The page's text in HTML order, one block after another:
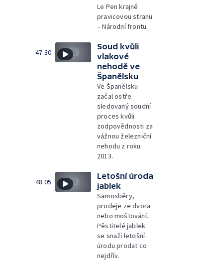
Le Pen krajně
pravicovou stranu
– Národní frontu.
47:30
Soud kvůli
vlakové
nehodě ve
Španělsku
Ve Španělsku
začal ostře
sledovaný soudní
proces kvůli
zodpovědnosti za
vážnou železniční
nehodu z roku
2013.
48:05
Letošní úroda
jablek
Samosběry,
prodeje ze dvora
nebo moštování.
Pěstitelé jablek
se snaží letošní
úrodu prodat co
nejdřív.